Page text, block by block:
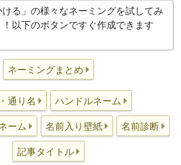
ける」の様々なネーミングを試してみ
！以下のボタンですぐ作成できます
ネーミングまとめ
通り名 ハンドルネーム
ーム 名前入り壁紙 名前診断
記事タイトル